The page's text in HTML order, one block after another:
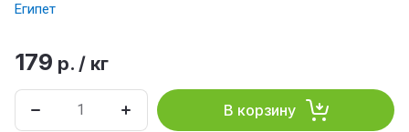
Египет
179 р. / кг
В корзину